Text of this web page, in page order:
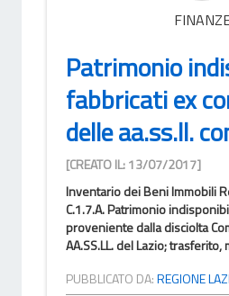
Patrimonio
fabbricati ex
delle aa.ss.ll.
[CREATO IL: 13/07/2017]
Inventario dei Beni Immobili
C.1.7.A. Patrimonio
proveniente dalla disciolta
AA.SS.LL. del Lazio; trasferito,
PUBBLICATO DA:REGIONE